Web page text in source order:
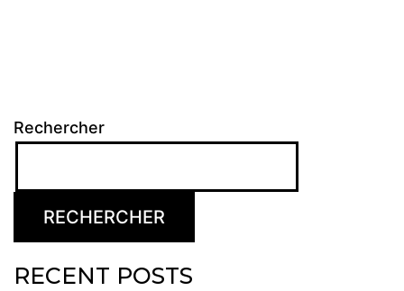
Rechercher
RECHERCHER
RECENT POSTS